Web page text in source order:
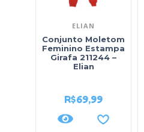
ELIAN
Conjunto Moletom
Feminino Estampa
Girafa 211244 –
Elian
R$69,99